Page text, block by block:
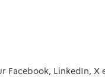
Facebook, LinkedIn,